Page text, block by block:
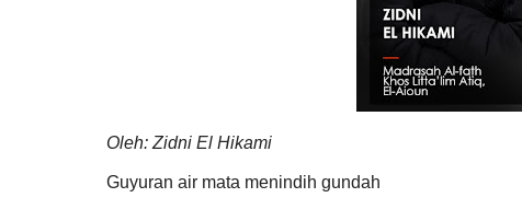
Oleh: Zidni El Hikami
Guyuran air mata menindih gundah